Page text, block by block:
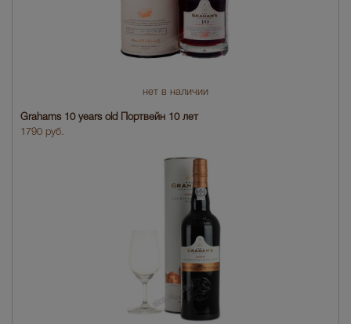
нет в наличии
Grahams 10 years old Портвейн 10 лет
1790 руб.